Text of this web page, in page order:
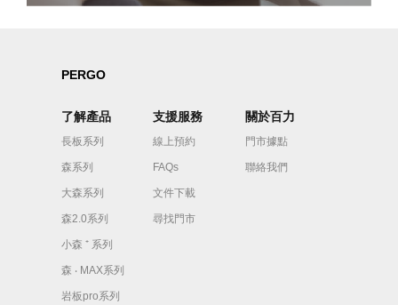
PERGO
了解產品
長板系列
森系列
大森系列
森2.0系列
小森 ⁺ 系列
森 ‧ MAX系列
岩板pro系列
支援服務
線上預約
FAQs
文件下載
尋找門市
關於百力
門市據點
聯絡我們